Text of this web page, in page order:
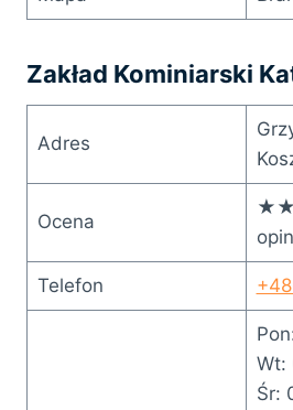
Zakład Kominiarski
Adres
Ocena
Telefon
Wt:
Śr: